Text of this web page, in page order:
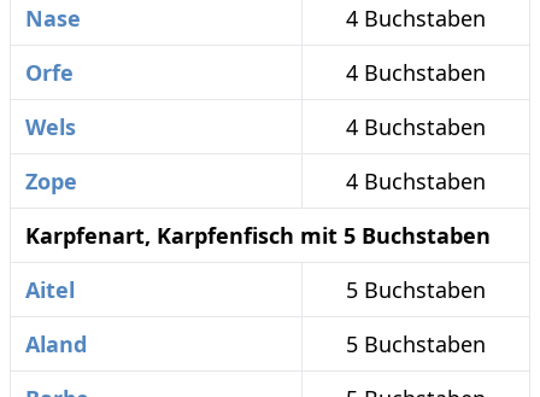
Nase
4 Buchstaben
Orfe
4 Buchstaben
Wels
4 Buchstaben
Zope
4 Buchstaben
Karpfenart, Karpfenfisch mit 5 Buchstaben
Aitel
5 Buchstaben
Aland
5 Buchstaben